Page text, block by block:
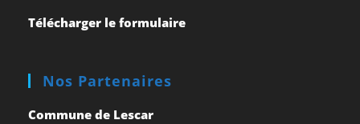
Télécharger le formulaire
Nos Partenaires
Commune de Lescar